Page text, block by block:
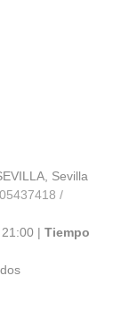
Sevilla
/
| Tiempo